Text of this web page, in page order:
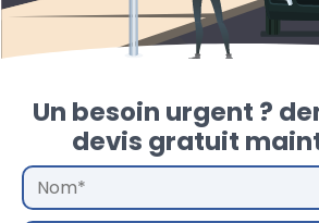
Un besoin urgent ?
devis gratuit